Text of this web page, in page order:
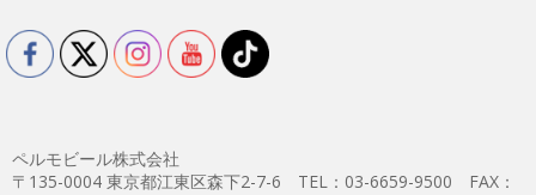
ペルモビール株式会社
〒135-0004 東京都江東区森下2-7-6 TEL：03-6659-9500 FAX：